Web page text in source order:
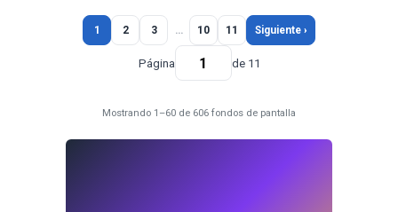
1 2 3 … 10 11 Siguiente ›
Página de 11
Mostrando 1–60 de 606 fondos de pantalla